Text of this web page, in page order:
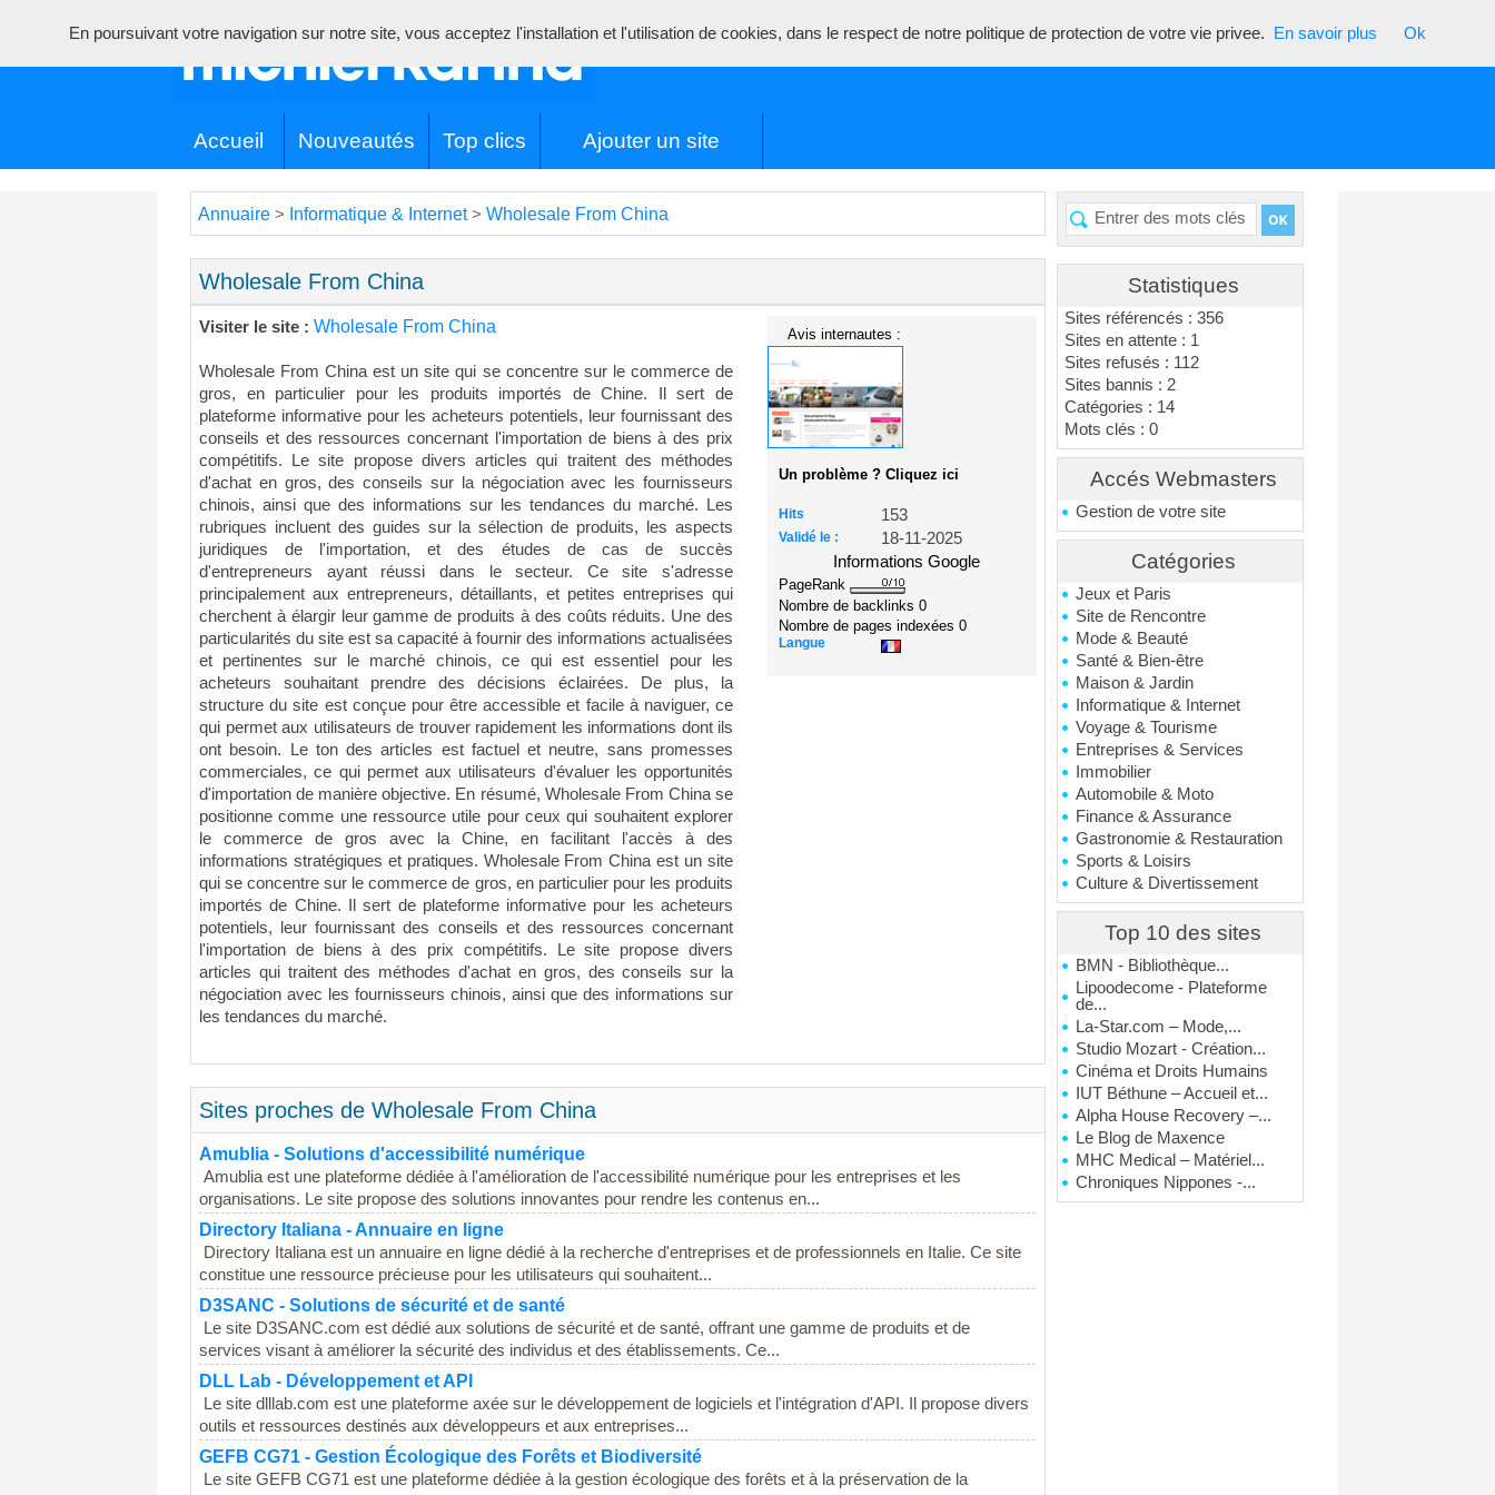
Accueil Nouveautés Top clics Ajouter un site
Statistiques
Sites référencés : 356
Sites en attente : 1
Sites refusés : 112
Sites bannis : 2
Catégories : 14
Mots clés : 0
Accés Webmasters
Gestion de votre site
Catégories
Jeux et Paris
Site de Rencontre
Mode & Beauté
Santé & Bien-être
Maison & Jardin
Informatique & Internet
Voyage & Tourisme
Entreprises & Services
Immobilier
Automobile & Moto
Finance & Assurance
Gastronomie & Restauration
Sports & Loisirs
Culture & Divertissement
Top 10 des sites
BMN - Bibliothèque...
Lipoodecome - Plateforme
de...
La-Star.com – Mode,...
Studio Mozart - Création...
Cinéma et Droits Humains
IUT Béthune – Accueil et...
Alpha House Recovery –...
Le Blog de Maxence
MHC Medical – Matériel...
Chroniques Nippones -...
Annuaire > Informatique & Internet> Wholesale From China
Wholesale From China
Visiter le site : Wholesale From China
Wholesale From China est un site qui se concentre sur le commerce de
gros, en particulier pour les produits importés de Chine. Il sert de
plateforme informative pour les acheteurs potentiels, leur fournissant des
conseils et des ressources concernant l'importation de biens à des prix
compétitifs. Le site propose divers articles qui traitent des méthodes
d'achat en gros, des conseils sur la négociation avec les fournisseurs
chinois, ainsi que des informations sur les tendances du marché. Les
rubriques incluent des guides sur la sélection de produits, les aspects
juridiques de l'importation, et des études de cas de succès
d'entrepreneurs ayant réussi dans le secteur. Ce site s'adresse
principalement aux entrepreneurs, détaillants, et petites entreprises qui
cherchent à élargir leur gamme de produits à des coûts réduits. Une des
particularités du site est sa capacité à fournir des informations actualisées
et pertinentes sur le marché chinois, ce qui est essentiel pour les
acheteurs souhaitant prendre des décisions éclairées. De plus, la
structure du site est conçue pour être accessible et facile à naviguer, ce
qui permet aux utilisateurs de trouver rapidement les informations dont ils
ont besoin. Le ton des articles est factuel et neutre, sans promesses
commerciales, ce qui permet aux utilisateurs d'évaluer les opportunités
d'importation de manière objective. En résumé, Wholesale From China se
positionne comme une ressource utile pour ceux qui souhaitent explorer
le commerce de gros avec la Chine, en facilitant l'accès à des
informations stratégiques et pratiques. Wholesale From China est un site
qui se concentre sur le commerce de gros, en particulier pour les produits
importés de Chine. Il sert de plateforme informative pour les acheteurs
potentiels, leur fournissant des conseils et des ressources concernant
l'importation de biens à des prix compétitifs. Le site propose divers
articles qui traitent des méthodes d'achat en gros, des conseils sur la
négociation avec les fournisseurs chinois, ainsi que des informations sur
les tendances du marché.
Avis internautes :
Un problème ? Cliquez ici
Hits 153
Validé le :
18-11-2025
Informations Google
PageRank
Nombre de backlinks0
Nombre de pages indexées0
Langue
Sites proches de Wholesale From China
Amublia - Solutions d'accessibilité numérique
Amublia est une plateforme dédiée à l'amélioration de l'accessibilité numérique pour les entreprises et les
organisations. Le site propose des solutions innovantes pour rendre les contenus en...
Directory Italiana - Annuaire en ligne
Directory Italiana est un annuaire en ligne dédié à la recherche d'entreprises et de professionnels en Italie. Ce site
constitue une ressource précieuse pour les utilisateurs qui souhaitent...
D3SANC - Solutions de sécurité et de santé
Le site D3SANC.com est dédié aux solutions de sécurité et de santé, offrant une gamme de produits et de
services visant à améliorer la sécurité des individus et des établissements. Ce...
DLL Lab - Développement et API
Le site dlllab.com est une plateforme axée sur le développement de logiciels et l'intégration d'API. Il propose divers
outils et ressources destinés aux développeurs et aux entreprises...
GEFB CG71 - Gestion Écologique des Forêts et Biodiversité
Le site GEFB CG71 est une plateforme dédiée à la gestion écologique des forêts et à la préservation de la
En poursuivant votre navigation sur notre site, vous acceptez l'installation et l'utilisation de cookies, dans le respect de notre politique de protection de votre vie privee. En savoir plus Ok